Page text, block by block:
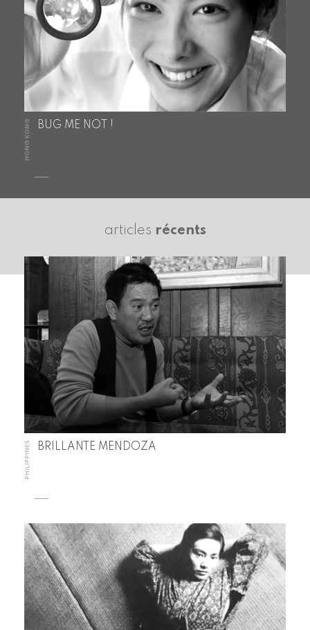
HONG KONG BUG ME NOT !
articles récents
PHILIPPINES BRILLANTE MENDOZA